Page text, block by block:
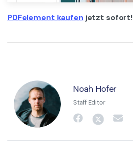
PDFelement kaufen jetzt sofort!
Noah Hofer
Staff Editor